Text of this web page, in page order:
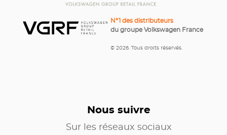
N°1 des distributeurs
du groupe Volkswagen France
© 2026. Tous droits réservés.
Nous suivre
Sur les réseaux sociaux